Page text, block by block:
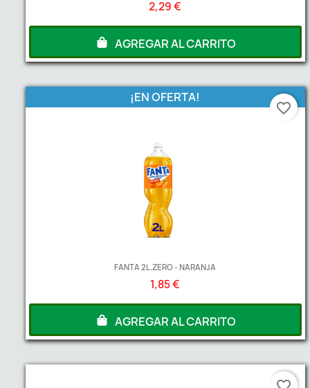
2,29 €
AGREGAR AL CARRITO
FANTA 2L.ZERO - NARANJA
1,85 €
A partir de2Unds1,65 €
¡EN OFERTA!
AGREGAR AL CARRITO
favorite_border